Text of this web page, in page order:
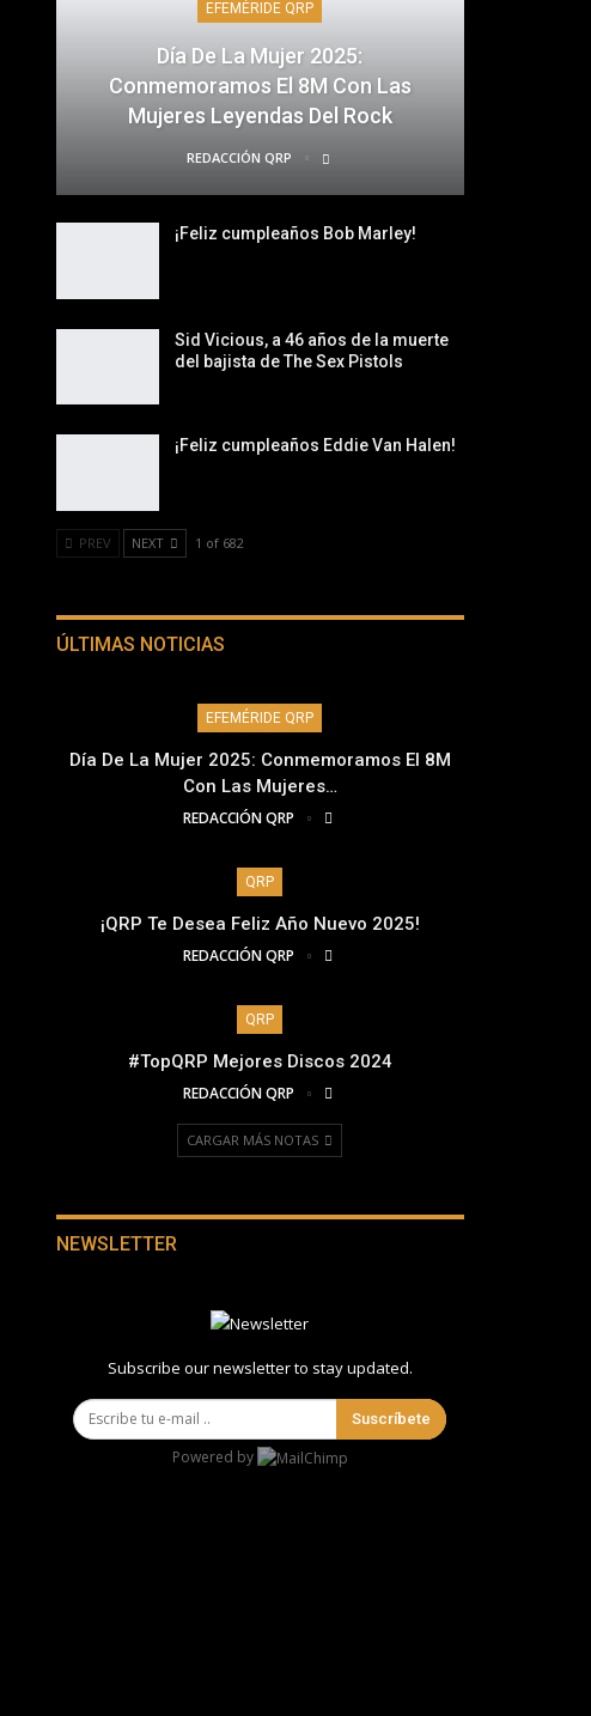
EFEMÉRIDE QRP
Día De La Mujer 2025:
Conmemoramos El 8M Con Las
Mujeres Leyendas Del Rock
REDACCIÓN QRP
¡Feliz cumpleaños Bob Marley!
Sid Vicious, a 46 años de la muerte
del bajista de The Sex Pistols
¡Feliz cumpleaños Eddie Van Halen!
PREV NEXT 1 of 682
ÚLTIMAS NOTICIAS
EFEMÉRIDE QRP
Día De La Mujer 2025: Conmemoramos El 8M
Con Las Mujeres…
REDACCIÓN QRP
QRP
¡QRP Te Desea Feliz Año Nuevo 2025!
REDACCIÓN QRP
QRP
#TopQRP Mejores Discos 2024
REDACCIÓN QRP
CARGAR MÁS NOTAS
NEWSLETTER
Subscribe our newsletter to stay updated.
Suscríbete
Powered by